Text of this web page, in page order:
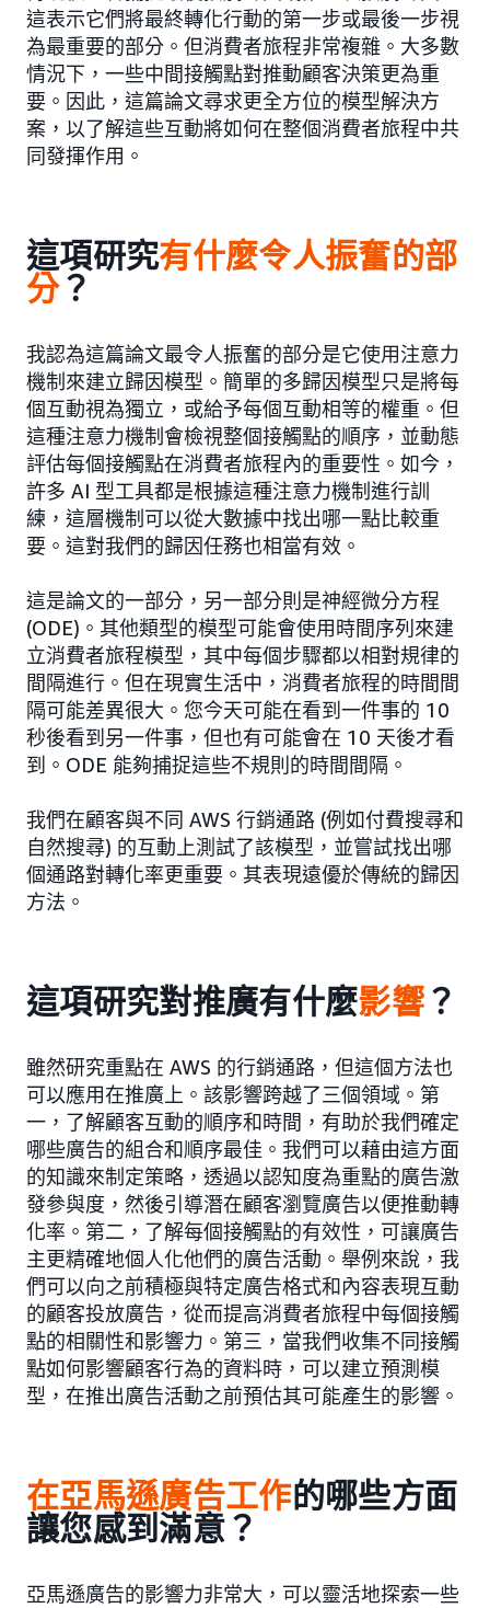
這表示它們將最終轉化行動的第一步或最後一步視
為最重要的部分。但消費者旅程非常複雜。大多數
情況下，一些中間接觸點對推動顧客決策更為重
要。因此，這篇論文尋求更全方位的模型解決方
案，以了解這些互動將如何在整個消費者旅程中共
同發揮作用。
這項研究有什麼令人振奮的部
分？
我認為這篇論文最令人振奮的部分是它使用注意力
機制來建立歸因模型。簡單的多歸因模型只是將每
個互動視為獨立，或給予每個互動相等的權重。但
這種注意力機制會檢視整個接觸點的順序，並動態
評估每個接觸點在消費者旅程內的重要性。如今，
許多 AI 型工具都是根據這種注意力機制進行訓
練，這層機制可以從大數據中找出哪一點比較重
要。這對我們的歸因任務也相當有效。
這是論文的一部分，另一部分則是神經微分方程
(ODE)。其他類型的模型可能會使用時間序列來建
立消費者旅程模型，其中每個步驟都以相對規律的
間隔進行。但在現實生活中，消費者旅程的時間間
隔可能差異很大。您今天可能在看到一件事的 10
秒後看到另一件事，但也有可能會在 10 天後才看
到。ODE 能夠捕捉這些不規則的時間間隔。
我們在顧客與不同 AWS 行銷通路 (例如付費搜尋和
自然搜尋) 的互動上測試了該模型，並嘗試找出哪
個通路對轉化率更重要。其表現遠優於傳統的歸因
方法。
這項研究對推廣有什麼影響？
雖然研究重點在 AWS 的行銷通路，但這個方法也
可以應用在推廣上。該影響跨越了三個領域。第
一，了解顧客互動的順序和時間，有助於我們確定
哪些廣告的組合和順序最佳。我們可以藉由這方面
的知識來制定策略，透過以認知度為重點的廣告激
發參與度，然後引導潛在顧客瀏覽廣告以便推動轉
化率。第二，了解每個接觸點的有效性，可讓廣告
主更精確地個人化他們的廣告活動。舉例來說，我
們可以向之前積極與特定廣告格式和內容表現互動
的顧客投放廣告，從而提高消費者旅程中每個接觸
點的相關性和影響力。第三，當我們收集不同接觸
點如何影響顧客行為的資料時，可以建立預測模
型，在推出廣告活動之前預估其可能產生的影響。
在亞馬遜廣告工作的哪些方面
讓您感到滿意？
亞馬遜廣告的影響力非常大，可以靈活地探索一些